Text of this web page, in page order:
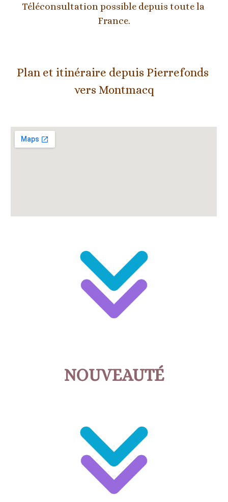
Téléconsultation possible depuis toute la
France.
Plan et itinéraire depuis Pierrefonds
vers Montmacq
NOUVEAUTÉ